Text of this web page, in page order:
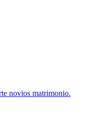
novios matrimonio.